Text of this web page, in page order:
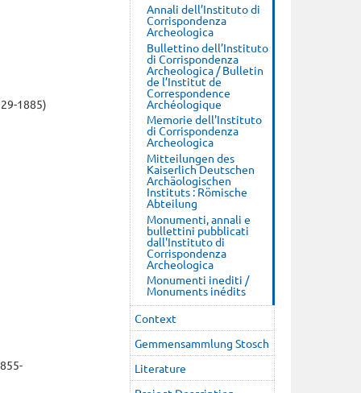
1885)
Annali dell’Instituto di
Corrispondenza
Archeologica
Bullettino dell’Instituto
di Corrispondenza
Archeologica / Bulletin
de l’Institut de
Correspondence
Archéologique
Memorie dell'Instituto
di Corrispondenza
Archeologica
Mitteilungen des
Kaiserlich Deutschen
Archäologischen
Instituts : Römische
Abteilung
Monumenti, annali e
bullettini pubblicati
dall'Instituto di
Corrispondenza
Archeologica
Monumenti inediti /
Monuments inédits
Context
Gemmensammlung Stosch
Literature